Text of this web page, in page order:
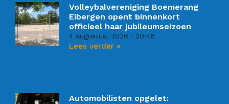
Volleybalvereniging Boemerang
Eibergen opent binnenkort
officieel haar jubileumseizoen
4 augustus, 2026 20:46
Lees verder »
Automobilisten opgelet: